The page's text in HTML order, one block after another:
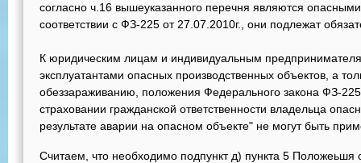
согласно ч.16 вышеуказанного перечня являются
соответствии с ФЗ-225 от 27.07.2010г., они подлежат
К юридическим лицам и индивидуальным
эксплуатантами опасных производственных объектов, а
обеззараживанию, положения Федерального закона ФЗ-
страховании гражданской ответственности владельца
результате аварии на опасном объекте" не могут быть
Считаем, что необходимо подпункт д) пункта 5 Положеьшя